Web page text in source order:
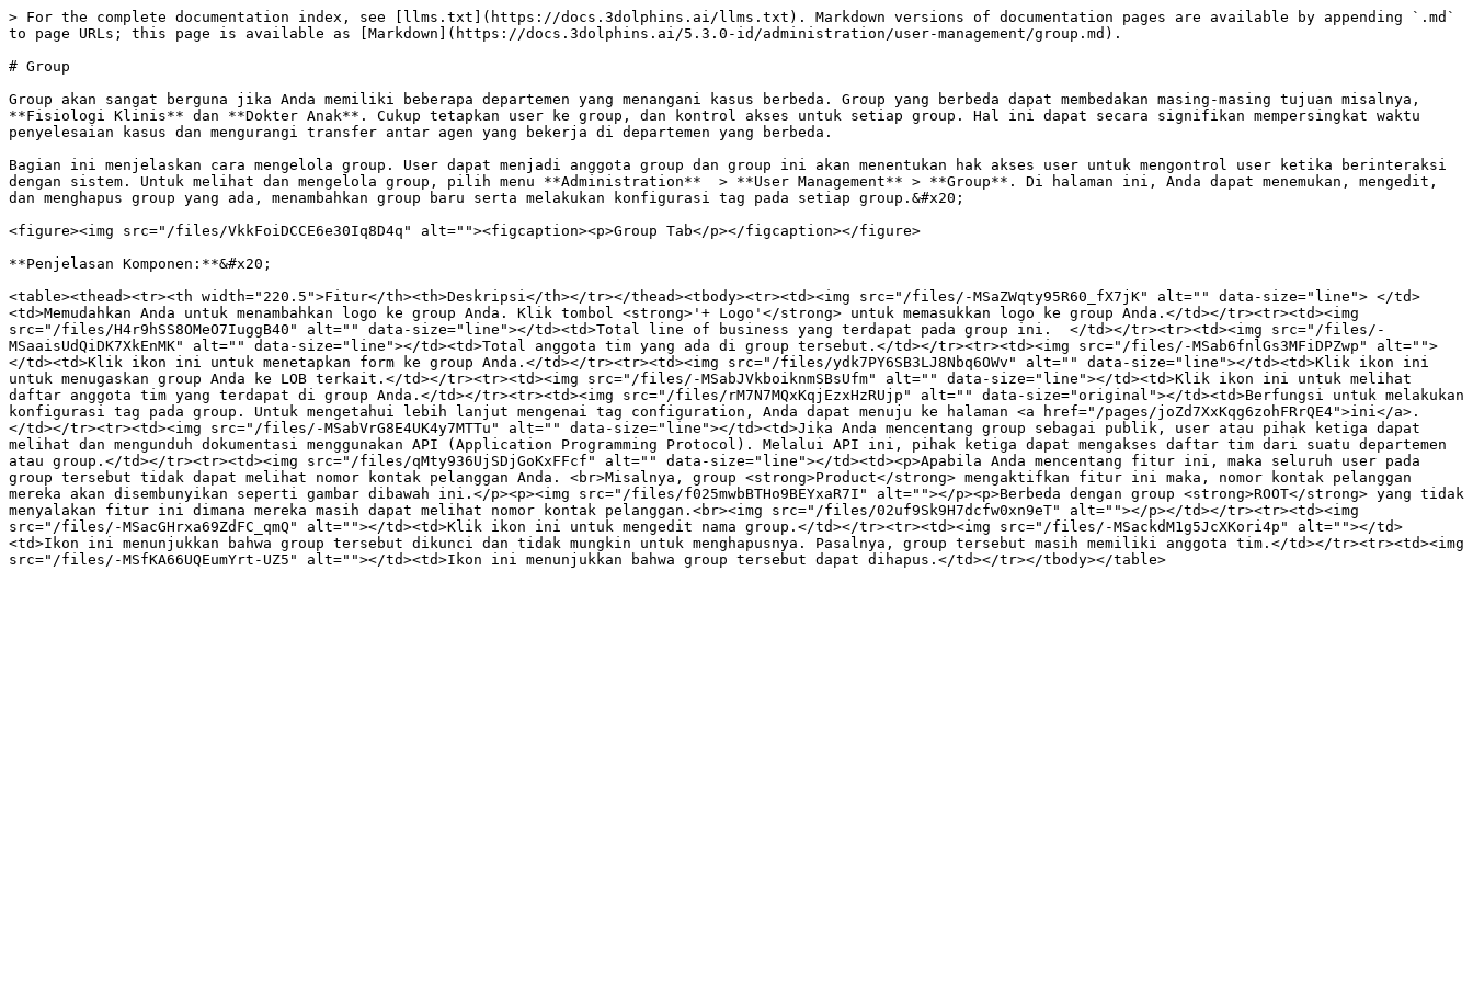
> For the complete documentation index, see [llms.txt](https://docs.3dolphins.ai/llms.txt). Markdown versions of documentation pages are available by appending `.md`
to page URLs; this page is available as [Markdown](https://docs.3dolphins.ai/5.3.0-id/administration/user-management/group.md).
# Group
Group akan sangat berguna jika Anda memiliki beberapa departemen yang menangani kasus berbeda. Group yang berbeda dapat membedakan masing-masing tujuan misalnya,
**Fisiologi Klinis** dan **Dokter Anak**. Cukup tetapkan user ke group, dan kontrol akses untuk setiap group. Hal ini dapat secara signifikan mempersingkat waktu
penyelesaian kasus dan mengurangi transfer antar agen yang bekerja di departemen yang berbeda.
Bagian ini menjelaskan cara mengelola group. User dapat menjadi anggota group dan group ini akan menentukan hak akses user untuk mengontrol user ketika berinteraksi
dengan sistem. Untuk melihat dan mengelola group, pilih menu **Administration**  > **User Management** > **Group**. Di halaman ini, Anda dapat menemukan, mengedit,
dan menghapus group yang ada, menambahkan group baru serta melakukan konfigurasi tag pada setiap group.&#x20;
<figure><img src="/files/VkkFoiDCCE6e30Iq8D4q" alt=""><figcaption><p>Group Tab</p></figcaption></figure>
**Penjelasan Komponen:**&#x20;
<table><thead><tr><th width="220.5">Fitur</th><th>Deskripsi</th></tr></thead><tbody><tr><td><img src="/files/-MSaZWqty95R60_fX7jK" alt="" data-size="line"> </td>
<td>Memudahkan Anda untuk menambahkan logo ke group Anda. Klik tombol <strong>'+ Logo'</strong> untuk memasukkan logo ke group Anda.</td></tr><tr><td><img
src="/files/H4r9hSS8OMeO7IuggB40" alt="" data-size="line"></td><td>Total line of business yang terdapat pada group ini.  </td></tr><tr><td><img src="/files/-
MSaaisUdQiDK7XkEnMK" alt="" data-size="line"></td><td>Total anggota tim yang ada di group tersebut.</td></tr><tr><td><img src="/files/-MSab6fnlGs3MFiDPZwp" alt="">
</td><td>Klik ikon ini untuk menetapkan form ke group Anda.</td></tr><tr><td><img src="/files/ydk7PY6SB3LJ8Nbq6OWv" alt="" data-size="line"></td><td>Klik ikon ini
untuk menugaskan group Anda ke LOB terkait.</td></tr><tr><td><img src="/files/-MSabJVkboiknmSBsUfm" alt="" data-size="line"></td><td>Klik ikon ini untuk melihat
daftar anggota tim yang terdapat di group Anda.</td></tr><tr><td><img src="/files/rM7N7MQxKqjEzxHzRUjp" alt="" data-size="original"></td><td>Berfungsi untuk melakukan
konfigurasi tag pada group. Untuk mengetahui lebih lanjut mengenai tag configuration, Anda dapat menuju ke halaman <a href="/pages/joZd7XxKqg6zohFRrQE4">ini</a>.
</td></tr><tr><td><img src="/files/-MSabVrG8E4UK4y7MTTu" alt="" data-size="line"></td><td>Jika Anda mencentang group sebagai publik, user atau pihak ketiga dapat
melihat dan mengunduh dokumentasi menggunakan API (Application Programming Protocol). Melalui API ini, pihak ketiga dapat mengakses daftar tim dari suatu departemen
atau group.</td></tr><tr><td><img src="/files/qMty936UjSDjGoKxFFcf" alt="" data-size="line"></td><td><p>Apabila Anda mencentang fitur ini, maka seluruh user pada
group tersebut tidak dapat melihat nomor kontak pelanggan Anda. <br>Misalnya, group <strong>Product</strong> mengaktifkan fitur ini maka, nomor kontak pelanggan
mereka akan disembunyikan seperti gambar dibawah ini.</p><p><img src="/files/f025mwbBTHo9BEYxaR7I" alt=""></p><p>Berbeda dengan group <strong>ROOT</strong> yang tidak
menyalakan fitur ini dimana mereka masih dapat melihat nomor kontak pelanggan.<br><img src="/files/02uf9Sk9H7dcfw0xn9eT" alt=""></p></td></tr><tr><td><img
src="/files/-MSacGHrxa69ZdFC_qmQ" alt=""></td><td>Klik ikon ini untuk mengedit nama group.</td></tr><tr><td><img src="/files/-MSackdM1g5JcXKori4p" alt=""></td>
<td>Ikon ini menunjukkan bahwa group tersebut dikunci dan tidak mungkin untuk menghapusnya. Pasalnya, group tersebut masih memiliki anggota tim.</td></tr><tr><td><img